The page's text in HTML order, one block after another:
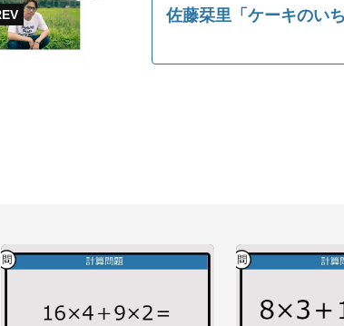
佐藤栞里「ケーキのい